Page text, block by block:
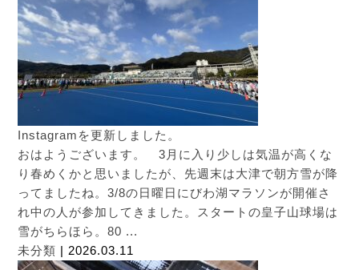
Instagramを更新しました。
おはようございます。 3月に入り少しは気温が高くな
り春めくかと思いましたが、先週末は大津で朝方雪が降
ってましたね。3/8の日曜日にびわ湖マラソンが開催さ
れ中の人が参加してきました。スタートの皇子山球場は
雪がちらほら。80 ...
未分類 | 2026.03.11